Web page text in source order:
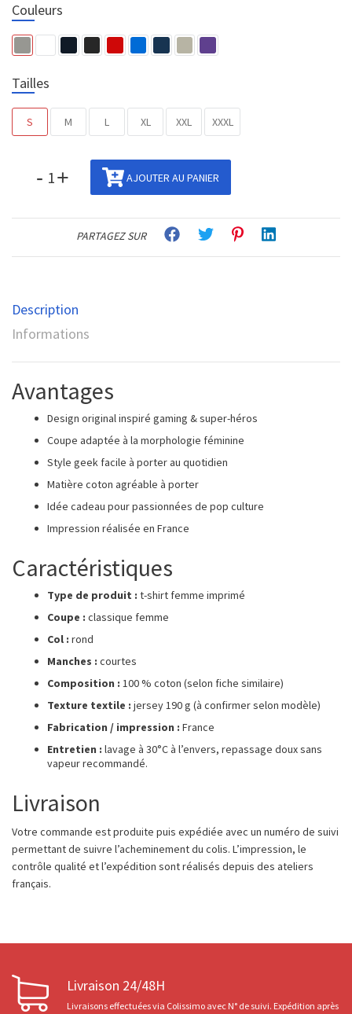
Couleurs
Tailles
S M L XL XXL XXXL
- + AJOUTER AU PANIER
PARTAGEZ SUR
Description
Informations
Avantages
Design original inspiré gaming & super-héros
Coupe adaptée à la morphologie féminine
Style geek facile à porter au quotidien
Matière coton agréable à porter
Idée cadeau pour passionnées de pop culture
Impression réalisée en France
Caractéristiques
Type de produit : t-shirt femme imprimé
Coupe : classique femme
Col : rond
Manches : courtes
Composition : 100 % coton (selon fiche similaire)
Texture textile : jersey 190 g (à confirmer selon modèle)
Fabrication / impression : France
Entretien : lavage à 30°C à l’envers, repassage doux sans
vapeur recommandé.
Livraison
Votre commande est produite puis expédiée avec un numéro de suivi
permettant de suivre l’acheminement du colis. L’impression, le
contrôle qualité et l’expédition sont réalisés depuis des ateliers
français.
Livraison 24/48H
Livraisons effectuées via Colissimo avec N° de suivi. Expédition après